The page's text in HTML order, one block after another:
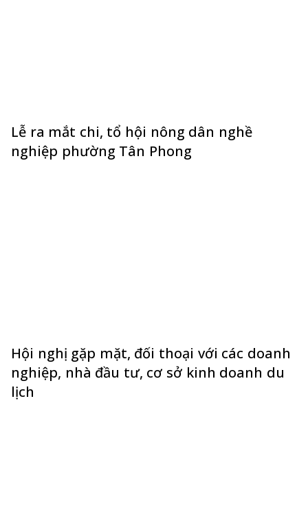
Lễ ra mắt chi, tổ hội nông dân nghề
nghiệp phường Tân Phong
Hội nghị gặp mặt, đối thoại với các doanh
nghiệp, nhà đầu tư, cơ sở kinh doanh du
lịch